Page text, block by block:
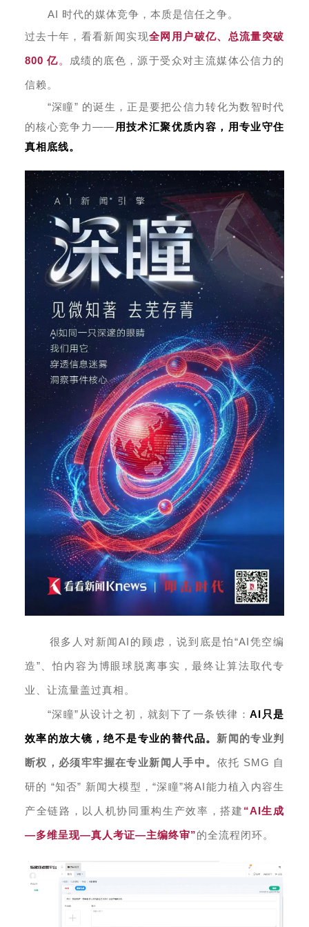
AI 时代的媒体竞争，本质是信任之争。
过去十年，看看新闻实现全网用户破亿、总流量突破
800 亿。 成绩的底色，源于受众对主流媒体公信力的
信赖。
“深瞳” 的诞生，正是要把公信力转化为数智时代
的核心竞争力—— 用技术汇聚优质内容，用专业守住
真相底线。
很多人对新闻AI的顾虑，说到底是怕“AI凭空编
造”、怕内容为博眼球脱离事实，最终让算法取代专
业、让流量盖过真相。
“深瞳”从设计之初，就刻下了一条铁律：AI只是
效率的放大镜，绝不是专业的替代品。 新闻的专业判
断权，必须牢牢握在专业新闻人手中。 依托 SMG 自
研的 “知否” 新闻大模型，“深瞳”将AI能力植入内容生
产全链路，以人机协同重构生产效率，搭建 “AI生成
—多维呈现—真人考证—主编终审”的全流程闭环。